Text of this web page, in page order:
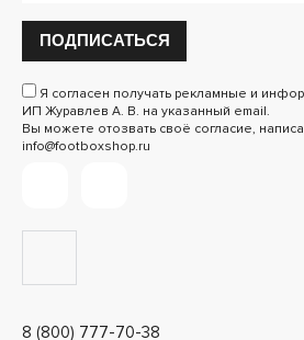
8 (800) 777-70-38
ПОДПИСАТЬСЯ
Я согласен получать рекламные и
ИП Журавлев А. В. на указанный email.
Вы можете отозвать своё согласие,
info@footboxshop.ru